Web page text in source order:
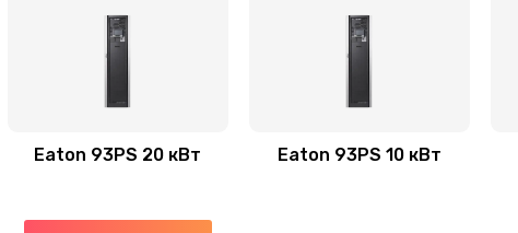
Eaton 93PS 20 кВт Eaton 93PS 10 кВт